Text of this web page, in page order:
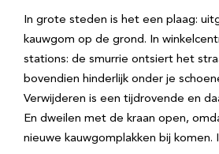
In grote steden is het een plaag:
kauwgom op de grond. In
stations: de smurrie ontsiert het
bovendien hinderlijk onder je
Verwijderen is een tijdrovende en
En dweilen met de kraan open,
nieuwe kauwgomplakken bij